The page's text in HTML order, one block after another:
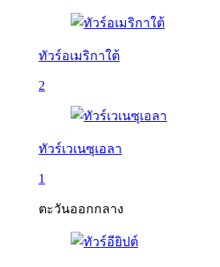
ทัวร์อเมริกาใต้
2
ทัวร์เวเนซุเอลา
1
ตะวันออกกลาง